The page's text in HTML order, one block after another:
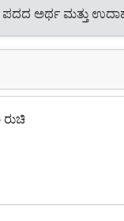
ಪದದ ಅರ್ಥ ಮತ್ತು
ರುಚಿ